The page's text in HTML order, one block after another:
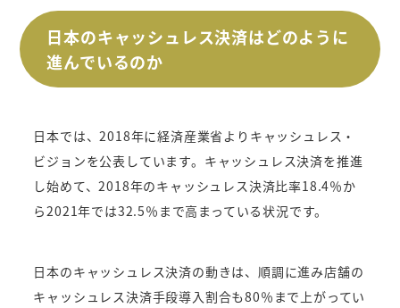
日本のキャッシュレス決済はどのように
進んでいるのか
日本では、2018年に経済産業省よりキャッシュレス・
ビジョンを公表しています。キャッシュレス決済を推進
し始めて、2018年のキャッシュレス決済比率18.4％か
ら2021年では32.5％まで高まっている状況です。
日本のキャッシュレス決済の動きは、順調に進み店舗の
キャッシュレス決済手段導入割合も80％まで上がってい